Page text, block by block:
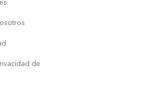
de